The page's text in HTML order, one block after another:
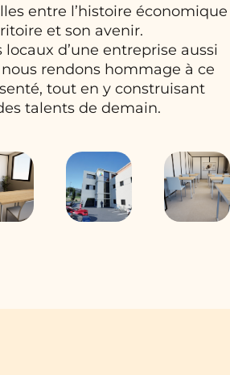
entre l’histoire économique
et son avenir.
d’une entreprise aussi
rendons hommage à ce
tout en y construisant
talents de demain.